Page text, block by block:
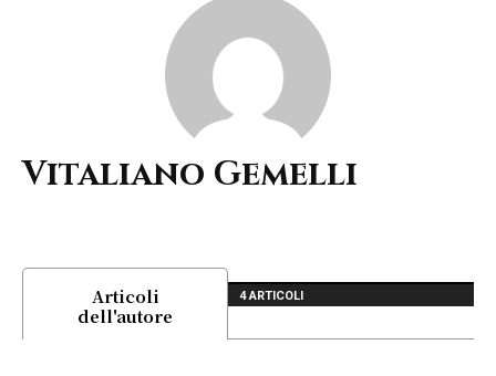
Vitaliano Gemelli
Articoli
dell'autore
4 ARTICOLI